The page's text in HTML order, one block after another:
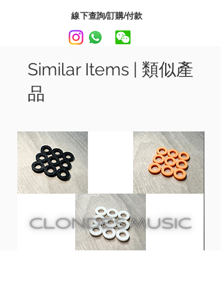
Sugi 的簽名款撥片是由MASTER 8 JAPAN
成立以来，一直由模型制作，並經過不同
的巡回演出時進行採樣等的檢查工作 而製
成的, 設計由Sugi 完全監控
他的簽名撥片採用了 PEI物料，具耐磨
採用了Jazz XL 形狀, 兩面都有防滑設計, 方
便握持, 使撥片的细微差别更加豐富。
Signature series
Sugi is the guitarist from Coldrain and
the artist from Hopeless Records.
Sugi started designing signature pick
models since the establishment of
線下查詢/訂購/付款
Similar Items | 類似產
品